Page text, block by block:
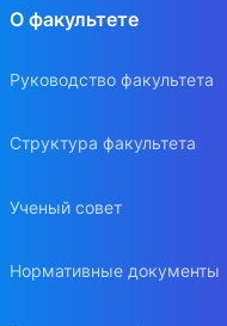
О факультете
Руководство факультета
Структура факультета
Ученый совет
Нормативные документы